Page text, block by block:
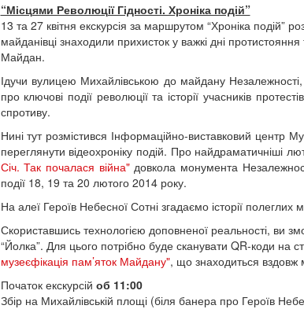
“Місцями Революції Гідності. Хроніка подій”
13 та 27 квітня екскурсія за маршрутом “Хроніка подій”
майданівці знаходили прихисток у важкі дні
Майдан.
Ідучи вулицею Михайлівською до майдану
про ключові події революції та історії учасників
спротиву.
Нині тут розмістився Інформаційно-виставковий центр
переглянути відеохроніку подій. Про найдраматичніші
Січ. Так почалася війна"довкола монумента
події 18, 19 та 20 лютого 2014 року.
На алеї Героїв Небесної Сотні згадаємо історії полеглих
Скориставшись технологією доповненої реальності, ви
“Йолка”. Для цього потрібно буде сканувати QR-коди на
музеєфікація пам’яток Майдану", що знаходиться вздовж
Початок екскурсій об 11:00
Збір на Михайлівській площі (біля банера про Героїв